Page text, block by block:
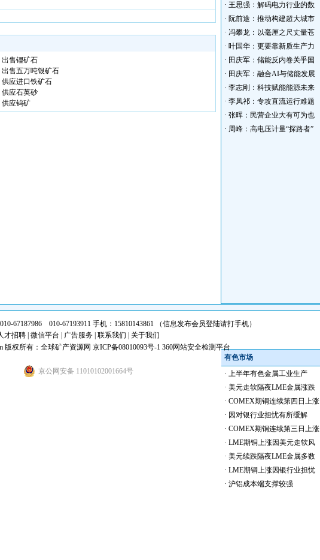
出售锂矿石
出售五万吨银矿石
供应进口铁矿石
供应石英砂
供应钨矿
· 王思强：解码电力行业的数
· 阮前途：推动构建超大城市
· 冯攀龙：以毫厘之尺丈量苍
· 叶国华：更要靠新质生产力
· 田庆军：储能反内卷关乎国
· 田庆军：融合AI与储能发展
· 李志刚：科技赋能能源未来
· 李凤祁：专攻直流运行难题
· 张晖：民营企业大有可为也
· 周峰：高电压计量“探路者”
有色市场
· 上半年有色金属工业生产
· 美元走软隔夜LME金属涨跌
· COMEX期铜连续第四日上涨
· 因对银行业担忧有所缓解
· COMEX期铜连续第三日上涨
· LME期铜上涨因美元走软风
· 美元续跌隔夜LME金属多数
· LME期铜上涨因银行业担忧
· 沪铝成本端支撑较强
67187986 010-67193911 手机：15810143861 （信息发布会员登陆请打手机）
才招聘 微信平台 广告服务 联系我们
关于我们
版权所有：全球矿产资源网 京ICP备08010093号-1 360网站安全检测平台
京公网安备 11010102001664号